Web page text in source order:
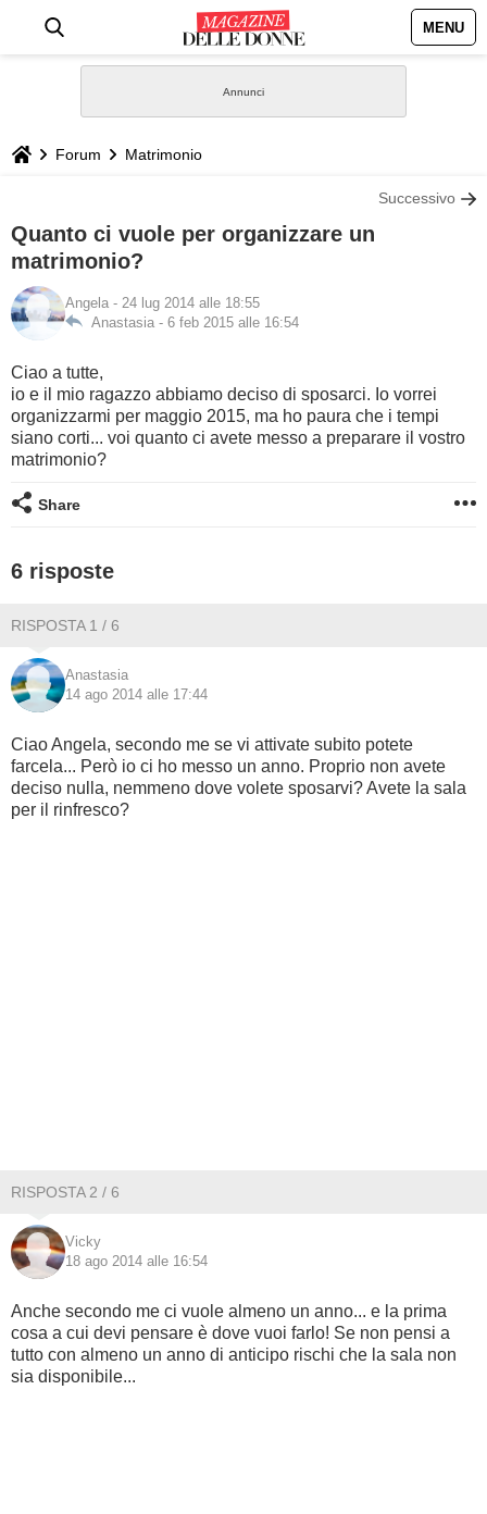
MENU
BIOGRAFIE
DEFINIZIONI
CAPELLI
SESSO
DIETA
FORUM
Forum Matrimonio
Successivo
Quanto ci vuole per organizzare un
matrimonio?
Angela - 24 lug 2014 alle 18:55
Anastasia - 6 feb 2015 alle 16:54
Ciao a tutte,
io e il mio ragazzo abbiamo deciso di sposarci. Io vorrei
organizzarmi per maggio 2015, ma ho paura che i tempi
siano corti... voi quanto ci avete messo a preparare il vostro
matrimonio?
Share
6 risposte
RISPOSTA 1 / 6
Anastasia
14 ago 2014 alle 17:44
Ciao Angela, secondo me se vi attivate subito potete
farcela... Però io ci ho messo un anno. Proprio non avete
deciso nulla, nemmeno dove volete sposarvi? Avete la sala
per il rinfresco?
RISPOSTA 2 / 6
Vicky
18 ago 2014 alle 16:54
Anche secondo me ci vuole almeno un anno... e la prima
cosa a cui devi pensare è dove vuoi farlo! Se non pensi a
tutto con almeno un anno di anticipo rischi che la sala non
sia disponibile...